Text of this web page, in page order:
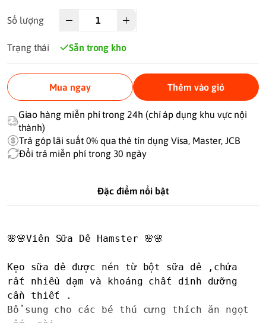
Số lượng
Trạng thái Sẵn trong kho
Mua ngay Thêm vào giỏ
Giao hàng miễn phí trong 24h (chỉ áp dụng khu vực nội
thành)
Trả góp lãi suất 0% qua thẻ tín dụng Visa, Master, JCB
Đổi trả miễn phí trong 30 ngày
Đặc điểm nổi bật
🌸🌸Viên Sữa Dê Hamster 🌸🌸
Kẹo sữa dê được nén từ bột sữa dê ,chứa
rất nhiều dạm và khoáng chất dinh dưỡng
cần thiết .
Bổ sung cho các bé thú cưng thích ăn ngọt